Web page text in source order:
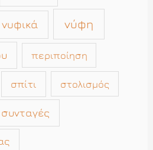
νυφικά νύφη
περιποίηση
σπίτι στολισμός
συνταγές